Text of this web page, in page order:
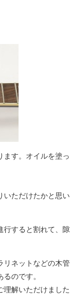
ます。オイルを塗っ
いただけたかと思い
行すると割れて、隙
リネットなどの木管
のです。
理解いただけました